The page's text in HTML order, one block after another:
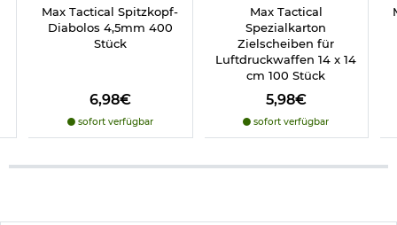
Max Tactical Spitzkopf-
Diabolos 4,5mm 400
Stück
6,98€
sofort verfügbar
Max Tactical
Spezialkarton
Zielscheiben für
Luftdruckwaffen 14 x 14
cm 100 Stück
5,98€
sofort verfügbar